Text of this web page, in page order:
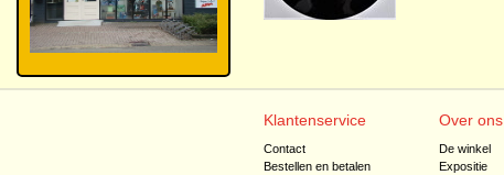
Klantenservice
Contact
Bestellen en betalen
Over ons
De winkel
Expositie